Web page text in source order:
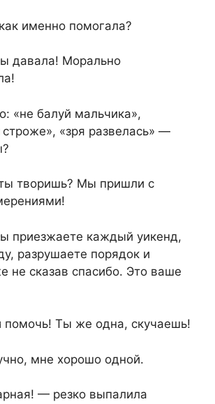
именно помогала?
давала! Морально
«не балуй мальчика»,
«зря развелась» —
творишь? Мы пришли с
приезжаете каждый уикенд,
разрушаете порядок и
не сказав спасибо. Это ваше
Ты же одна, скучаешь!
мне хорошо одной.
— резко выпалила